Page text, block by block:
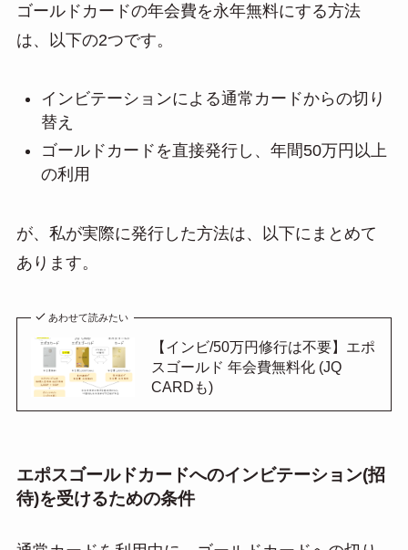
ゴールドカードの年会費を永年無料にする方法
は、以下の2つです。
インビテーションによる通常カードからの切り
替え
ゴールドカードを直接発行し、年間50万円以上
の利用
が、私が実際に発行した方法は、以下にまとめて
あります。
あわせて読みたい
【インビ/50万円修行は不要】エポ
スゴールド 年会費無料化 (JQ
CARDも)
エポスゴールドカードへのインビテーション(招
待)を受けるための条件